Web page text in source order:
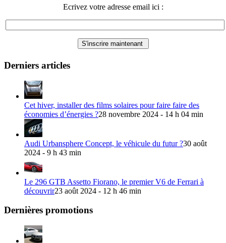
Ecrivez votre adresse email ici :
Derniers articles
Cet hiver, installer des films solaires pour faire faire des
économies d’énergies ?28 novembre 2024 - 14 h 04 min
Audi Urbansphere Concept, le véhicule du futur ?30 août
2024 - 9 h 43 min
Le 296 GTB Assetto Fiorano, le premier V6 de Ferrari à
découvrir23 août 2024 - 12 h 46 min
Dernières promotions